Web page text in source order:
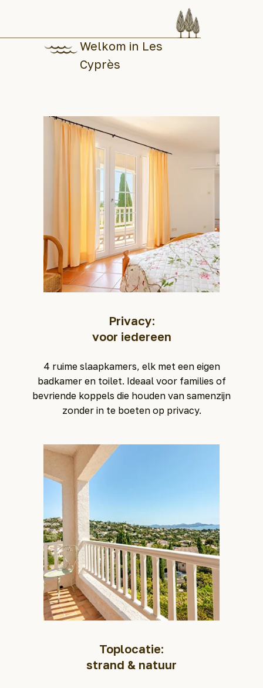
Welkom in Les
Cyprès
Privacy:
voor iedereen
4 ruime slaapkamers, elk met een eigen
badkamer en toilet. Ideaal voor families of
bevriende koppels die houden van samenzijn
zonder in te boeten op privacy.
Toplocatie:
strand & natuur